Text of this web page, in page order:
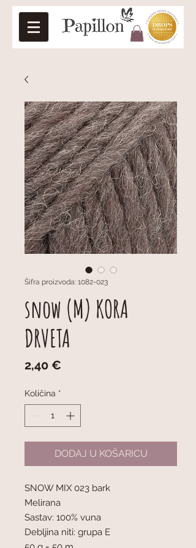
Šifra proizvoda: 1082-023
snow (M) KORA
DRVETA
2,40 €
Količina *
DODAJ U KOŠARICU
SNOW MIX 023 bark
Melirana
Sastav: 100% vuna
Debljina niti: grupa E